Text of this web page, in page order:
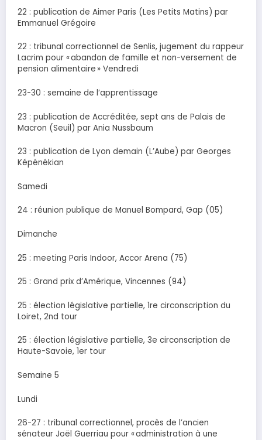
22 : publication de Aimer Paris (Les Petits Matins) par
Emmanuel Grégoire
22 : tribunal correctionnel de Senlis, jugement du rappeur
Lacrim pour « abandon de famille et non-versement de
pension alimentaire » Vendredi
23-30 : semaine de l’apprentissage
23 : publication de Accréditée, sept ans de Palais de
Macron (Seuil) par Ania Nussbaum
23 : publication de Lyon demain (L’Aube) par Georges
Képénékian
Samedi
24 : réunion publique de Manuel Bompard, Gap (05)
Dimanche
25 : meeting Paris Indoor, Accor Arena (75)
25 : Grand prix d’Amérique, Vincennes (94)
25 : élection législative partielle, 1re circonscription du
Loiret, 2nd tour
25 : élection législative partielle, 3e circonscription de
Haute-Savoie, 1er tour
Semaine 5
Lundi
26-27 : tribunal correctionnel, procès de l’ancien
sénateur Joël Guerriau pour « administration à une